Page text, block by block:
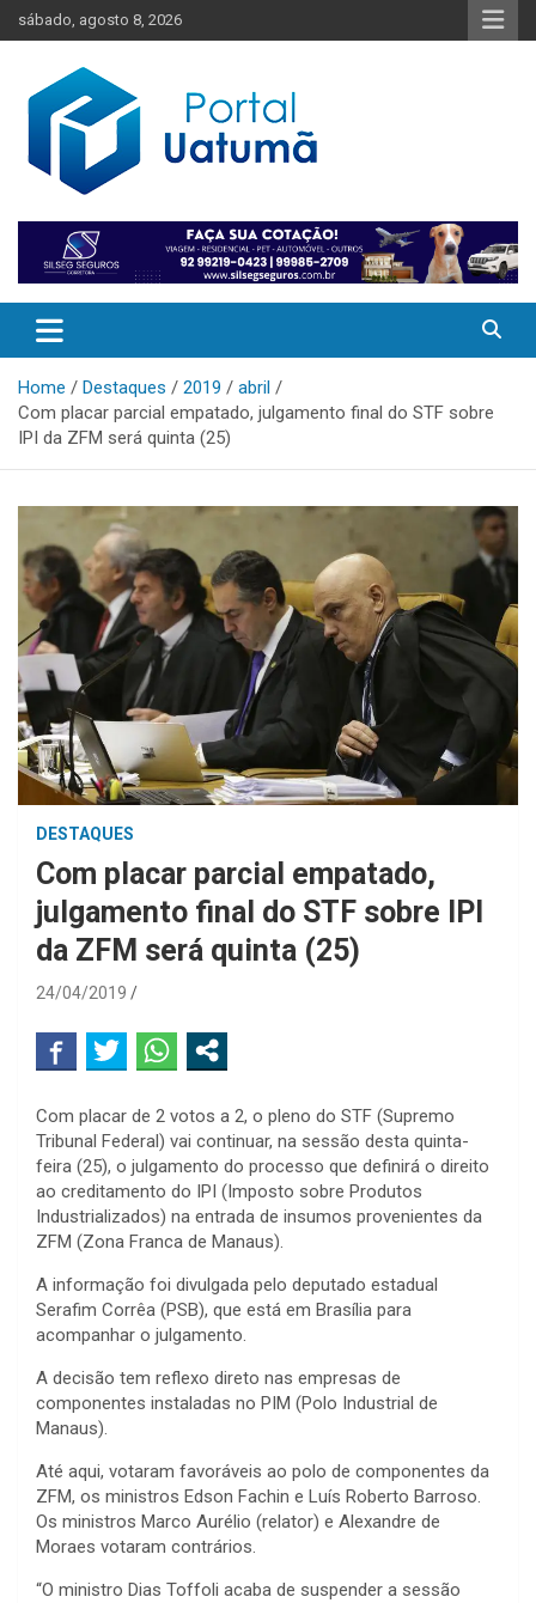
Skip
to
sábado, agosto 8, 2026
Portal Uatumã
Home Destaques 2019
abril
Com placar parcial empatado, julgamento final do STF sobre
IPI da ZFM será quinta (25)
DESTAQUES
Com placar parcial empatado,
julgamento final do STF sobre IPI
da ZFM será quinta (25)
24/04/2019
Com placar de 2 votos a 2, o pleno do STF (Supremo
Tribunal Federal) vai continuar, na sessão desta quinta-
feira (25), o julgamento do processo que definirá o direito
ao creditamento do IPI (Imposto sobre Produtos
Industrializados) na entrada de insumos provenientes da
ZFM (Zona Franca de Manaus).
A informação foi divulgada pelo deputado estadual
Serafim Corrêa (PSB), que está em Brasília para
acompanhar o julgamento.
A decisão tem reflexo direto nas empresas de
componentes instaladas no PIM (Polo Industrial de
Manaus).
Até aqui, votaram favoráveis ao polo de componentes da
ZFM, os ministros Edson Fachin e Luís Roberto Barroso.
Os ministros Marco Aurélio (relator) e Alexandre de
Moraes votaram contrários.
“O ministro Dias Toffoli acaba de suspender a sessão